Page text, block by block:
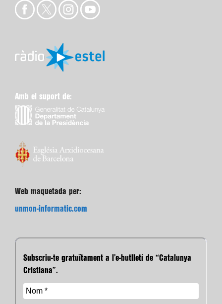
Amb el suport de:
Web maquetada per:
unmon-informatic.com
Subscriu-te gratuïtament a l’e-butlletí de “Catalunya
Cristiana”.